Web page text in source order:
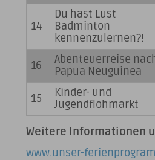
14
Du hast Lust
Badminton
kennenzulernen?!
16
Abenteuerreise
Papua Neuguinea
15
Kinder- und
Jugendflohmarkt
Weitere Informationen
www.unser-